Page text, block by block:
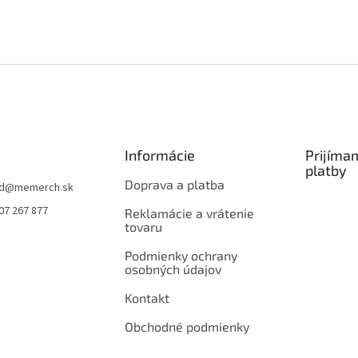
@memerch.sk
267 877
Informácie
Doprava a platba
Reklamácie a vrátenie
tovaru
Podmienky ochrany
osobných údajov
Kontakt
Obchodné podmienky
platby